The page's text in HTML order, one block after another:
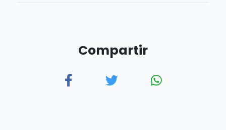
Compartir